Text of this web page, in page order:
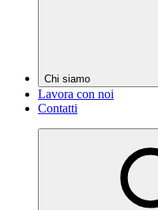
Chi siamo
Lavora con noi
Contatti